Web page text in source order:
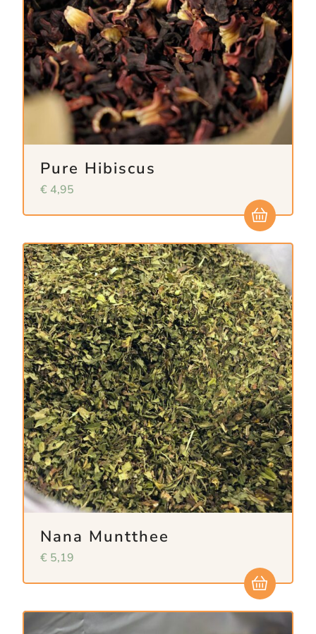
Pure Hibiscus
€ 4,95
Nana Muntthee
€ 5,19